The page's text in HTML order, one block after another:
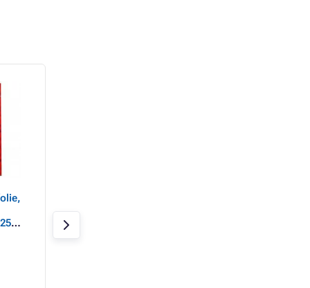
matt, silber, A4, 145
g/m2, 1200dpi, 10 Blatt,
für Laserdrucker, L
Auf Lager > 20 Stk.